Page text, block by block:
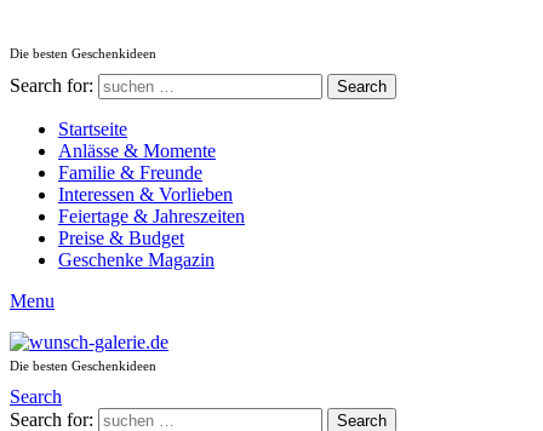
Die besten Geschenkideen
Search for: Search
Startseite
Anlässe & Momente
Familie & Freunde
Interessen & Vorlieben
Feiertage & Jahreszeiten
Preise & Budget
Geschenke Magazin
Menu
Die besten Geschenkideen
Search
Search for:
Search